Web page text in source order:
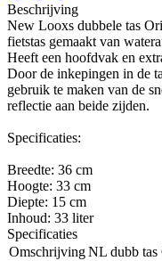
Beschrijving
New Looxs dubbele tas
fietstas gemaakt van
Heeft een hoofdvak en
Door de inkepingen in de
gebruik te maken van de
reflectie aan beide zijden.
Specificaties:
Breedte: 36 cm
Hoogte: 33 cm
Diepte: 15 cm
Inhoud: 33 liter
Specificaties
OmschrijvingNL dubb